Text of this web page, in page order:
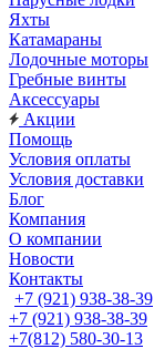
Яхты
Катамараны
Лодочные моторы
Гребные винты
Аксессуары
Акции
Помощь
Условия оплаты
Условия доставки
Блог
Компания
О компании
Новости
Контакты
+7 (921) 938-38-39
+7 (921) 938-38-39
+7(812) 580-30-13